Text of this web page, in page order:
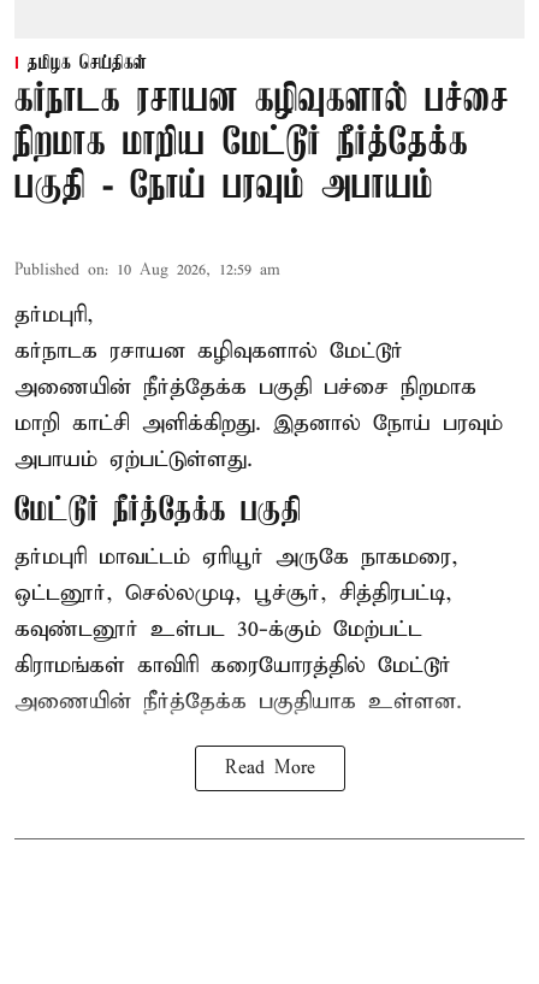
தமிழக செய்திகள்
கர்நாடக ரசாயன கழிவுகளால் பச்சை
நிறமாக மாறிய மேட்டூர் நீர்த்தேக்க
பகுதி - நோய் பரவும் அபாயம்
Published on: 10 Aug 2026, 12:59 am
தர்மபுரி,
கர்நாடக ரசாயன கழிவுகளால் மேட்டூர்
அணையின் நீர்த்தேக்க பகுதி பச்சை நிறமாக
மாறி காட்சி அளிக்கிறது. இதனால் நோய் பரவும்
அபாயம் ஏற்பட்டுள்ளது.
மேட்டூர் நீர்த்தேக்க பகுதி
தர்மபுரி மாவட்டம் ஏரியூர் அருகே நாகமரை,
ஒட்டனூர், செல்லமுடி, பூச்சூர், சித்திரபட்டி,
கவுண்டனூர் உள்பட 30-க்கும் மேற்பட்ட
கிராமங்கள் காவிரி கரையோரத்தில் மேட்டூர்
அணையின் நீர்த்தேக்க பகுதியாக உள்ளன.
Read More